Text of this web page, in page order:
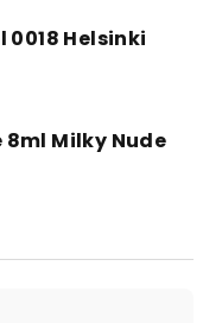
0018 Helsinki
8ml Milky Nude